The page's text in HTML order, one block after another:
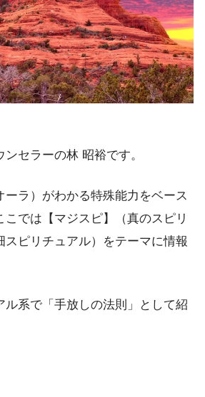
セラーの林 昭裕です。
ーラ）がわかる特殊能力をベース
こでは【マジスピ】（真のスピリ
スピリチュアル）をテーマに情報
ル系で「手放しの法則」として紹